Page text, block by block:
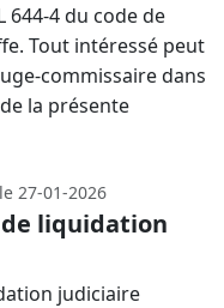
4 du code de
Tout intéressé peut
commissaire dans
la présente
27-01-2026
liquidation
judiciaire